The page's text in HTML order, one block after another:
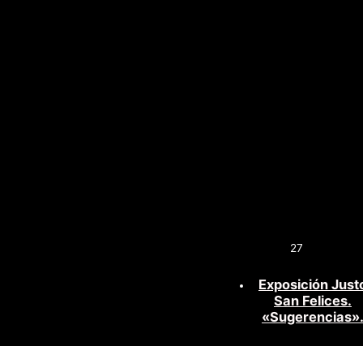
27
Exposición
San Felices.
«Sugerencias».